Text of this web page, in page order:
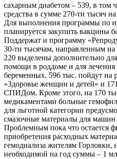
сахарным диабетом – 539, в том
средства в сумме 270-ти тысяч
Для выполнения программы по
планируется закупить вакцины
Поддержат и программу
30-ти тысячам, направленным
220 выделены дополнительно
помощи в роддоме и для
беременных. 596 тыс. пойдут на
«Здоровье женщин и детей» и
СПИДом. Кроме этого, на 170
медикаментами больные
для льготной категории
смазочные материалы для машин
Проблемным пока что остается
приобретения расходных
гемодиализа жителям Горловки,
необходимой на год суммы – 1